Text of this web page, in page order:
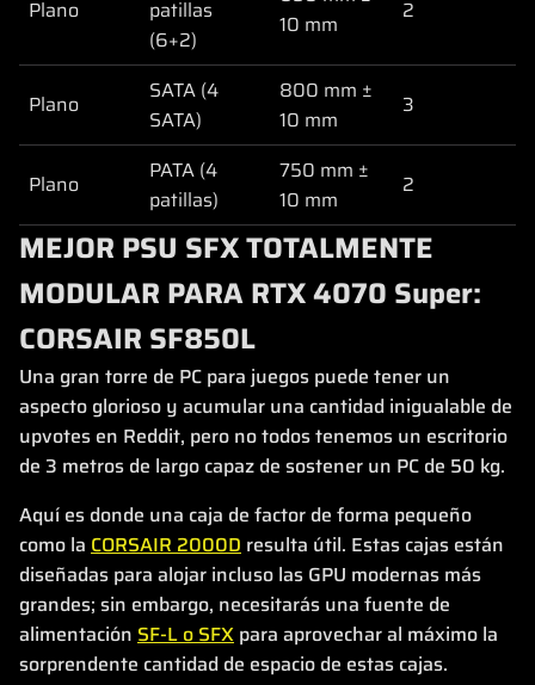
Plano
patillas
(6+2)
10 mm
2
Plano
SATA (4
SATA)
800 mm ±
10 mm
3
Plano
PATA (4
patillas)
750 mm ±
10 mm
2
MEJOR PSU SFX TOTALMENTE
MODULAR PARA RTX 4070 Super:
CORSAIR SF850L
Una gran torre de PC para juegos puede tener un
aspecto glorioso y acumular una cantidad inigualable de
upvotes en Reddit, pero no todos tenemos un escritorio
de 3 metros de largo capaz de sostener un PC de 50 kg.
Aquí es donde una caja de factor de forma pequeño
como la CORSAIR 2000D resulta útil. Estas cajas están
diseñadas para alojar incluso las GPU modernas más
grandes; sin embargo, necesitarás una fuente de
alimentación SF-L o SFX para aprovechar al máximo la
sorprendente cantidad de espacio de estas cajas.